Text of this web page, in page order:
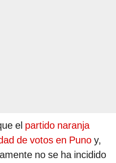
el partido naranja
de votos en Puno y,
no se ha incidido